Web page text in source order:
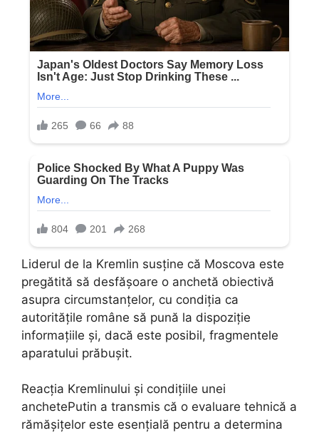
Liderul de la Kremlin susține că Moscova este
pregătită să desfășoare o anchetă obiectivă
asupra circumstanțelor, cu condiția ca
autoritățile române să pună la dispoziție
informațiile și, dacă este posibil, fragmentele
aparatului prăbușit.
Reacția Kremlinului și condițiile unei
anchetePutin a transmis că o evaluare tehnică a
rămășițelor este esențială pentru a determina